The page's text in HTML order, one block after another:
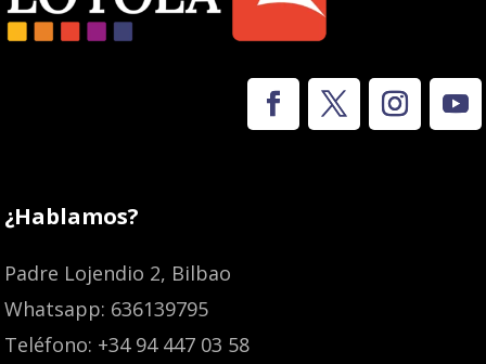
¿Hablamos?
Padre Lojendio 2, Bilbao
Whatsapp: 636139795
Teléfono: +34 94 447 03 58